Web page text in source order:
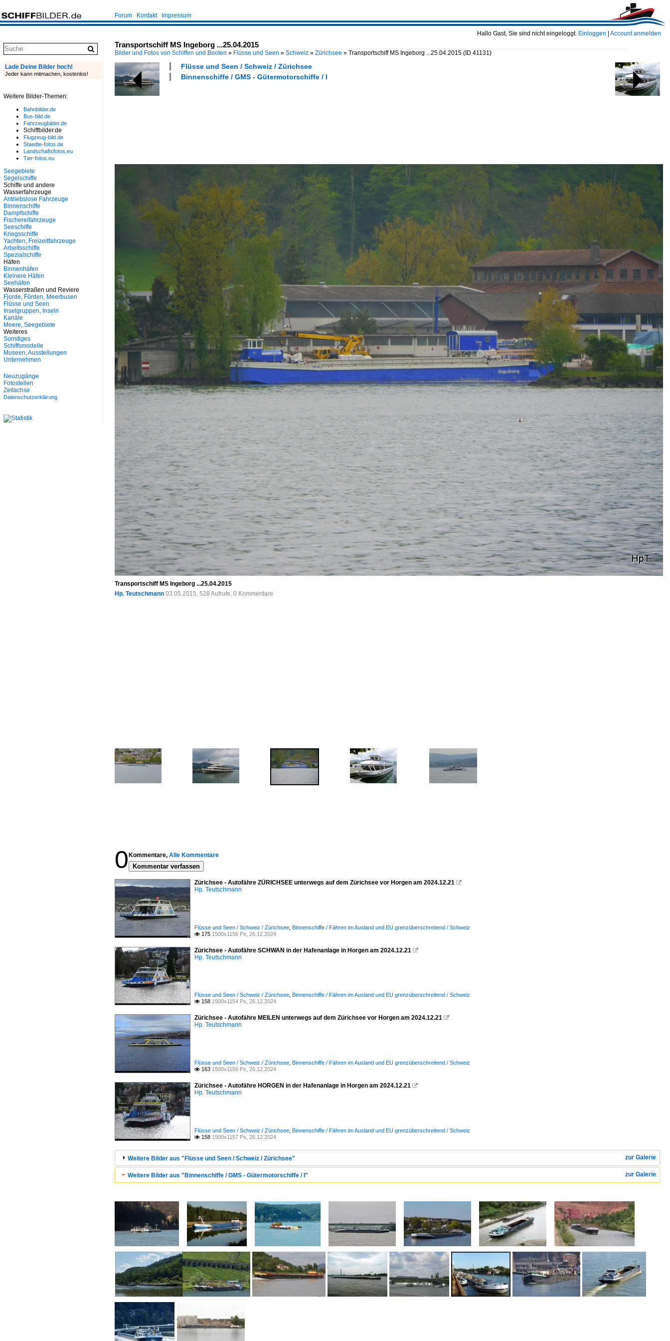
Hallo Gast, Sie sind nicht eingeloggt. Einloggen Account anmelden
Forum Kontakt Impressum
Transportschiff MS Ingeborg ...25.04.2015
Bilder und Fotos von Schiffen und Booten » Flüsse und Seen » Schweiz » Zürichsee » Transportschiff MS Ingeborg ...25.04.2015 (ID 41131)
Flüsse und Seen / Schweiz / Zürichsee
Binnenschiffe / GMS - Gütermotorschiffe / I
Transportschiff MS Ingeborg ...25.04.2015
Hp. Teutschmann 03.05.2015, 528 Aufrufe, 0 Kommentare
0 Kommentare, Alle Kommentare
Kommentar verfassen
Zürichsee - Autofähre ZÜRICHSEE unterwegs auf dem Zürichsee vor Horgen am 2024.12.21 
Hp. Teutschmann
Flüsse und Seen / Schweiz / Zürichsee Binnenschiffe / Fähren im Ausland und EU grenzüberschreitend / Schweiz
 175 1500x1156 Px, 26.12.2024
Zürichsee - Autofähre SCHWAN in der Hafenanlage in Horgen am 2024.12.21 
Hp. Teutschmann
Flüsse und Seen / Schweiz / Zürichsee Binnenschiffe / Fähren im Ausland und EU grenzüberschreitend / Schweiz
 158 1500x1154 Px, 26.12.2024
Zürichsee - Autofähre MEILEN unterwegs auf dem Zürichsee vor Horgen am 2024.12.21 
Hp. Teutschmann
Flüsse und Seen / Schweiz / Zürichsee Binnenschiffe / Fähren im Ausland und EU grenzüberschreitend / Schweiz
 163 1500x1156 Px, 26.12.2024
Zürichsee - Autofähre HORGEN in der Hafenanlage in Horgen am 2024.12.21 
Hp. Teutschmann
Flüsse und Seen / Schweiz / Zürichsee Binnenschiffe / Fähren im Ausland und EU grenzüberschreitend / Schweiz
 158 1500x1157 Px, 26.12.2024
zur Galerie
Weitere Bilder aus "Flüsse und Seen / Schweiz / Zürichsee"
zur Galerie
Weitere Bilder aus "Binnenschiffe / GMS - Gütermotorschiffe / I"
Lade Deine Bilder hoch!
Jeder kann mitmachen, kostenlos!
Weitere Bilder-Themen:
Bahnbilder.de
Bus-bild.de
Fahrzeugbilder.de
Schiffbilder.de
Flugzeug-bild.de
Staedte-fotos.de
Landschaftsfotos.eu
Tier-fotos.eu
Seegebiete
Segelschiffe
Schiffe und andere
Wasserfahrzeuge
Antriebslose Fahrzeuge
Binnenschiffe
Dampfschiffe
Fischereifahrzeuge
Seeschiffe
Kriegsschiffe
Yachten, Freizeitfahrzeuge
Arbeitsschiffe
Spezialschiffe
Häfen
Binnenhäfen
Kleinere Häfen
Seehäfen
Wasserstraßen und Reviere
Fjorde, Förden, Meerbusen
Flüsse und Seen
Inselgruppen, Inseln
Kanäle
Meere, Seegebiete
Weiteres
Sonstiges
Schiffsmodelle
Museen, Ausstellungen
Unternehmen
Neuzugänge
Fotostellen
Zeitachse
Datenschutzerklärung